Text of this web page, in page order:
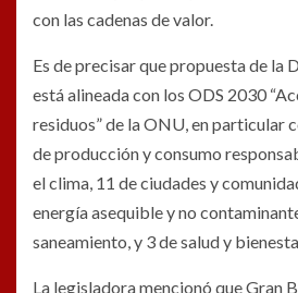
con las cadenas de valor.
Es de precisar que propuesta de la
está alineada con los ODS 2030
residuos” de la ONU, en particular
de producción y consumo
el clima, 11 de ciudades y
energía asequible y no
saneamiento, y 3 de salud y
La legisladora mencionó que Gran